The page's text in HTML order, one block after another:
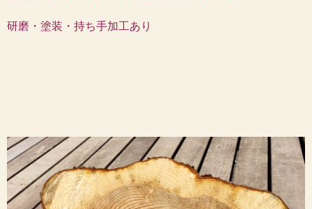
研磨・塗装・持ち手加工あり